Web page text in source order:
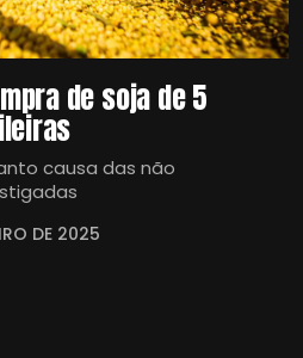
de soja de 5
causa das não
DE 2025